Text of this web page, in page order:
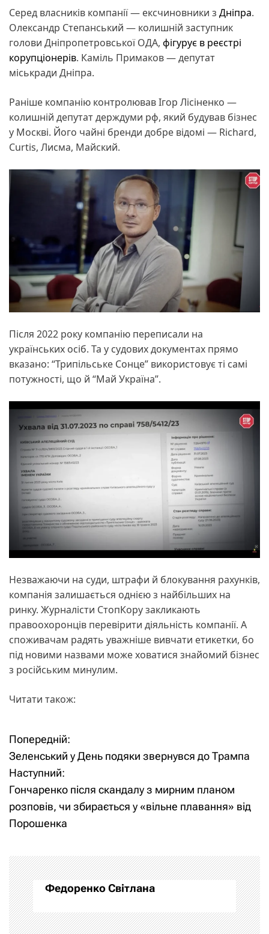
Серед власників компанії — ексчиновники з Дніпра.
Олександр Степанський — колишній заступник
голови Дніпропетровської ОДА, фігурує в реєстрі
корупціонерів. Каміль Примаков — депутат
міськради Дніпра.
Раніше компанію контролював Ігор Лісіненко —
колишній депутат держдуми рф, який будував бізнес
у Москві. Його чайні бренди добре відомі — Richard,
Curtis, Лисма, Майский.
Після 2022 року компанію переписали на
українських осіб. Та у судових документах прямо
вказано: “Трипільське Сонце” використовує ті самі
потужності, що й “Май Україна”.
Незважаючи на суди, штрафи й блокування рахунків,
компанія залишається однією з найбільших на
ринку. Журналісти СтопКору закликають
правоохоронців перевірити діяльність компанії. А
споживачам радять уважніше вивчати етикетки, бо
під новими назвами може ховатися знайомий бізнес
з російським минулим.
Читати також:
Н
а
в
і
а
ц
і
Попередній:
Зеленський у День подяки звернувся до Трампа
Наступний:
Гончаренко після скандалу з мирним планом
розповів, чи збирається у «вільне плавання» від
Порошенка
Федоренко Світлана